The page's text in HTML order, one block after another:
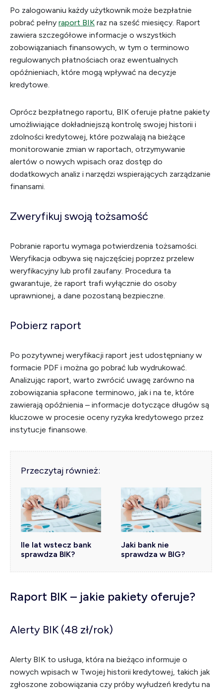
Po zalogowaniu każdy użytkownik może bezpłatnie
pobrać pełny raport BIK raz na sześć miesięcy. Raport
zawiera szczegółowe informacje o wszystkich
zobowiązaniach finansowych, w tym o terminowo
regulowanych płatnościach oraz ewentualnych
opóźnieniach, które mogą wpływać na decyzje
kredytowe.
Oprócz bezpłatnego raportu, BIK oferuje płatne pakiety
umożliwiające dokładniejszą kontrolę swojej historii i
zdolności kredytowej, które pozwalają na bieżące
monitorowanie zmian w raportach, otrzymywanie
alertów o nowych wpisach oraz dostęp do
dodatkowych analiz i narzędzi wspierających zarządzanie
finansami.
Zweryfikuj swoją tożsamość
Pobranie raportu wymaga potwierdzenia tożsamości.
Weryfikacja odbywa się najczęściej poprzez przelew
weryfikacyjny lub profil zaufany. Procedura ta
gwarantuje, że raport trafi wyłącznie do osoby
uprawnionej, a dane pozostaną bezpieczne.
Pobierz raport
Po pozytywnej weryfikacji raport jest udostępniany w
formacie PDF i można go pobrać lub wydrukować.
Analizując raport, warto zwrócić uwagę zarówno na
zobowiązania spłacone terminowo, jak i na te, które
zawierają opóźnienia – informacje dotyczące długów są
kluczowe w procesie oceny ryzyka kredytowego przez
instytucje finansowe.
Przeczytaj również:
Ile lat wstecz bank
sprawdza BIK?
Jaki bank nie
sprawdza w BIG?
Raport BIK – jakie pakiety oferuje?
Alerty BIK (48 zł/rok)
Alerty BIK to usługa, która na bieżąco informuje o
nowych wpisach w Twojej historii kredytowej, takich jak
zgłoszone zobowiązania czy próby wyłudzeń kredytu na